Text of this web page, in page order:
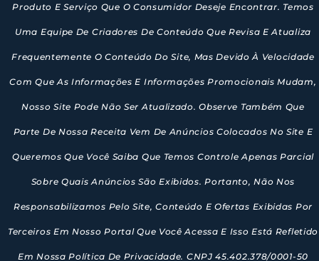
Produto E Serviço Que O Consumidor Deseje Encontrar. Temos
Uma Equipe De Criadores De Conteúdo Que Revisa E Atualiza
Frequentemente O Conteúdo Do Site, Mas Devido À Velocidade
Com Que As Informações E Informações Promocionais Mudam,
Nosso Site Pode Não Ser Atualizado. Observe Também Que
Parte De Nossa Receita Vem De Anúncios Colocados No Site E
Queremos Que Você Saiba Que Temos Controle Apenas Parcial
Sobre Quais Anúncios São Exibidos. Portanto, Não Nos
Responsabilizamos Pelo Site, Conteúdo E Ofertas Exibidas Por
Terceiros Em Nosso Portal Que Você Acessa E Isso Está Refletido
Em Nossa Política De Privacidade. CNPJ 45.402.378/0001-50